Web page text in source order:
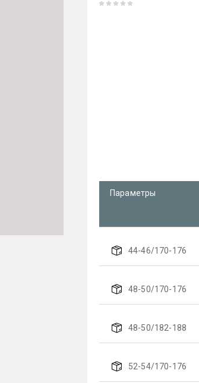
Параметры
44-46/170-176
48-50/170-176
48-50/182-188
52-54/170-176